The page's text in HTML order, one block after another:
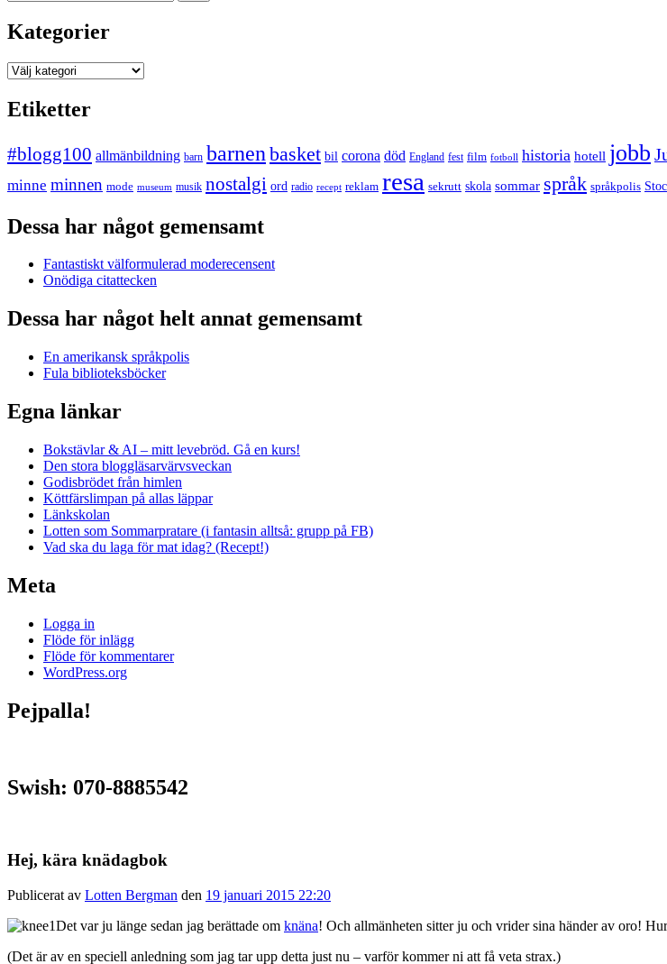
Kategorier
Kategorier
Etiketter
#blogg100 allmänbildning barn barnen basket bil corona död England fest film fotboll historia hotell jobb
minne minnen mode museum musik nostalgi ord radio recept reklam resa sekrutt skola sommar språk språkpolis
Dessa har något gemensamt
Fantastiskt välformulerad moderecensent
Onödiga citattecken
Dessa har något helt annat gemensamt
En amerikansk språkpolis
Fula biblioteksböcker
Egna länkar
Bokstävlar & AI – mitt levebröd. Gå en kurs!
Den stora bloggläsarvärvsveckan
Godisbrödet från himlen
Köttfärslimpan på allas läppar
Länkskolan
Lotten som Sommarpratare (i fantasin alltså: grupp på FB)
Vad ska du laga för mat idag? (Recept!)
Meta
Logga in
Flöde för inlägg
Flöde för kommentarer
WordPress.org
Pejpalla!
Swish: 070-8885542
Hej, kära knädagbok
Publicerat av Lotten Bergman den 19 januari 2015 22:20
Det var ju länge sedan jag berättade om knäna! Och allmänheten sitter ju och vrider sina händer av oro!
(Det är av en speciell anledning som jag tar upp detta just nu – varför kommer ni att få veta strax.)